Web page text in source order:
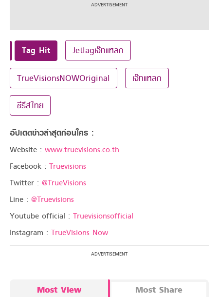
Tag Hit Jetlagเจ๊ทแหลก
TrueVisionsNOWOriginal เจ๊ทแหลก
ซีรีส์ไทย
อัปเดตข่าวล่าสุดก่อนใคร :
Website : www.truevisions.co.th
Facebook : Truevisions
Twitter : @TrueVisions
Line : @Truevisions
Youtube official : Truevisionsofficial
Instagram : TrueVisions Now
Most View Most Share